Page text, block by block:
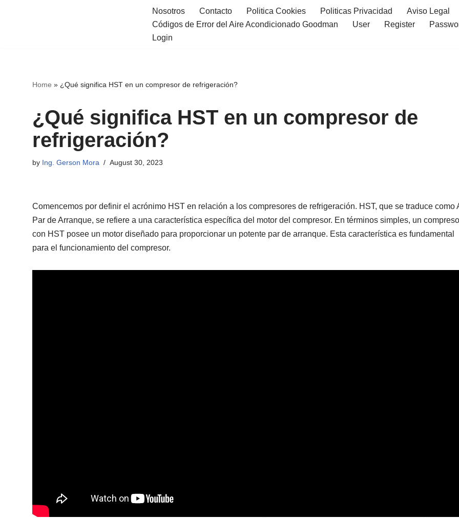
Nosotros Contacto Politica Cookies Politicas Privacidad Aviso Legal
Códigos de Error del Aire Acondicionado Goodman
User Register
Login
Home » ¿Qué significa HST en un compresor de refrigeración?
¿Qué significa HST en un compresor de
refrigeración?
by Ing. Gerson Mora August 30, 2023
Comencemos por definir el acrónimo HST en relación a los compresores de refrigeración. HST, que se traduce como
Par de Arranque, se refiere a una característica específica del motor del compresor. En términos simples, un
con HST posee un motor diseñado para proporcionar un potente par de arranque. Esta característica es fundamental
para el funcionamiento del compresor.